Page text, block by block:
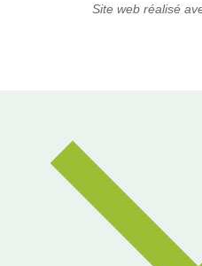
Site web réalisé